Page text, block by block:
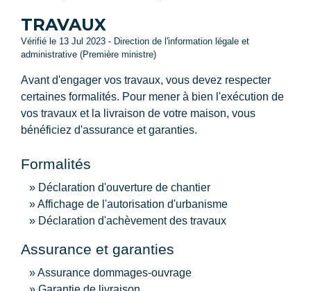
TRAVAUX
Vérifié le 13 Jul 2023 - Direction de l'information légale et
administrative (Première ministre)
Avant d'engager vos travaux, vous devez respecter
certaines formalités. Pour mener à bien l'exécution de
vos travaux et la livraison de votre maison, vous
bénéficiez d'assurance et garanties.
Formalités
Déclaration d'ouverture de chantier
Affichage de l'autorisation d'urbanisme
Déclaration d'achèvement des travaux
Assurance et garanties
Assurance dommages-ouvrage